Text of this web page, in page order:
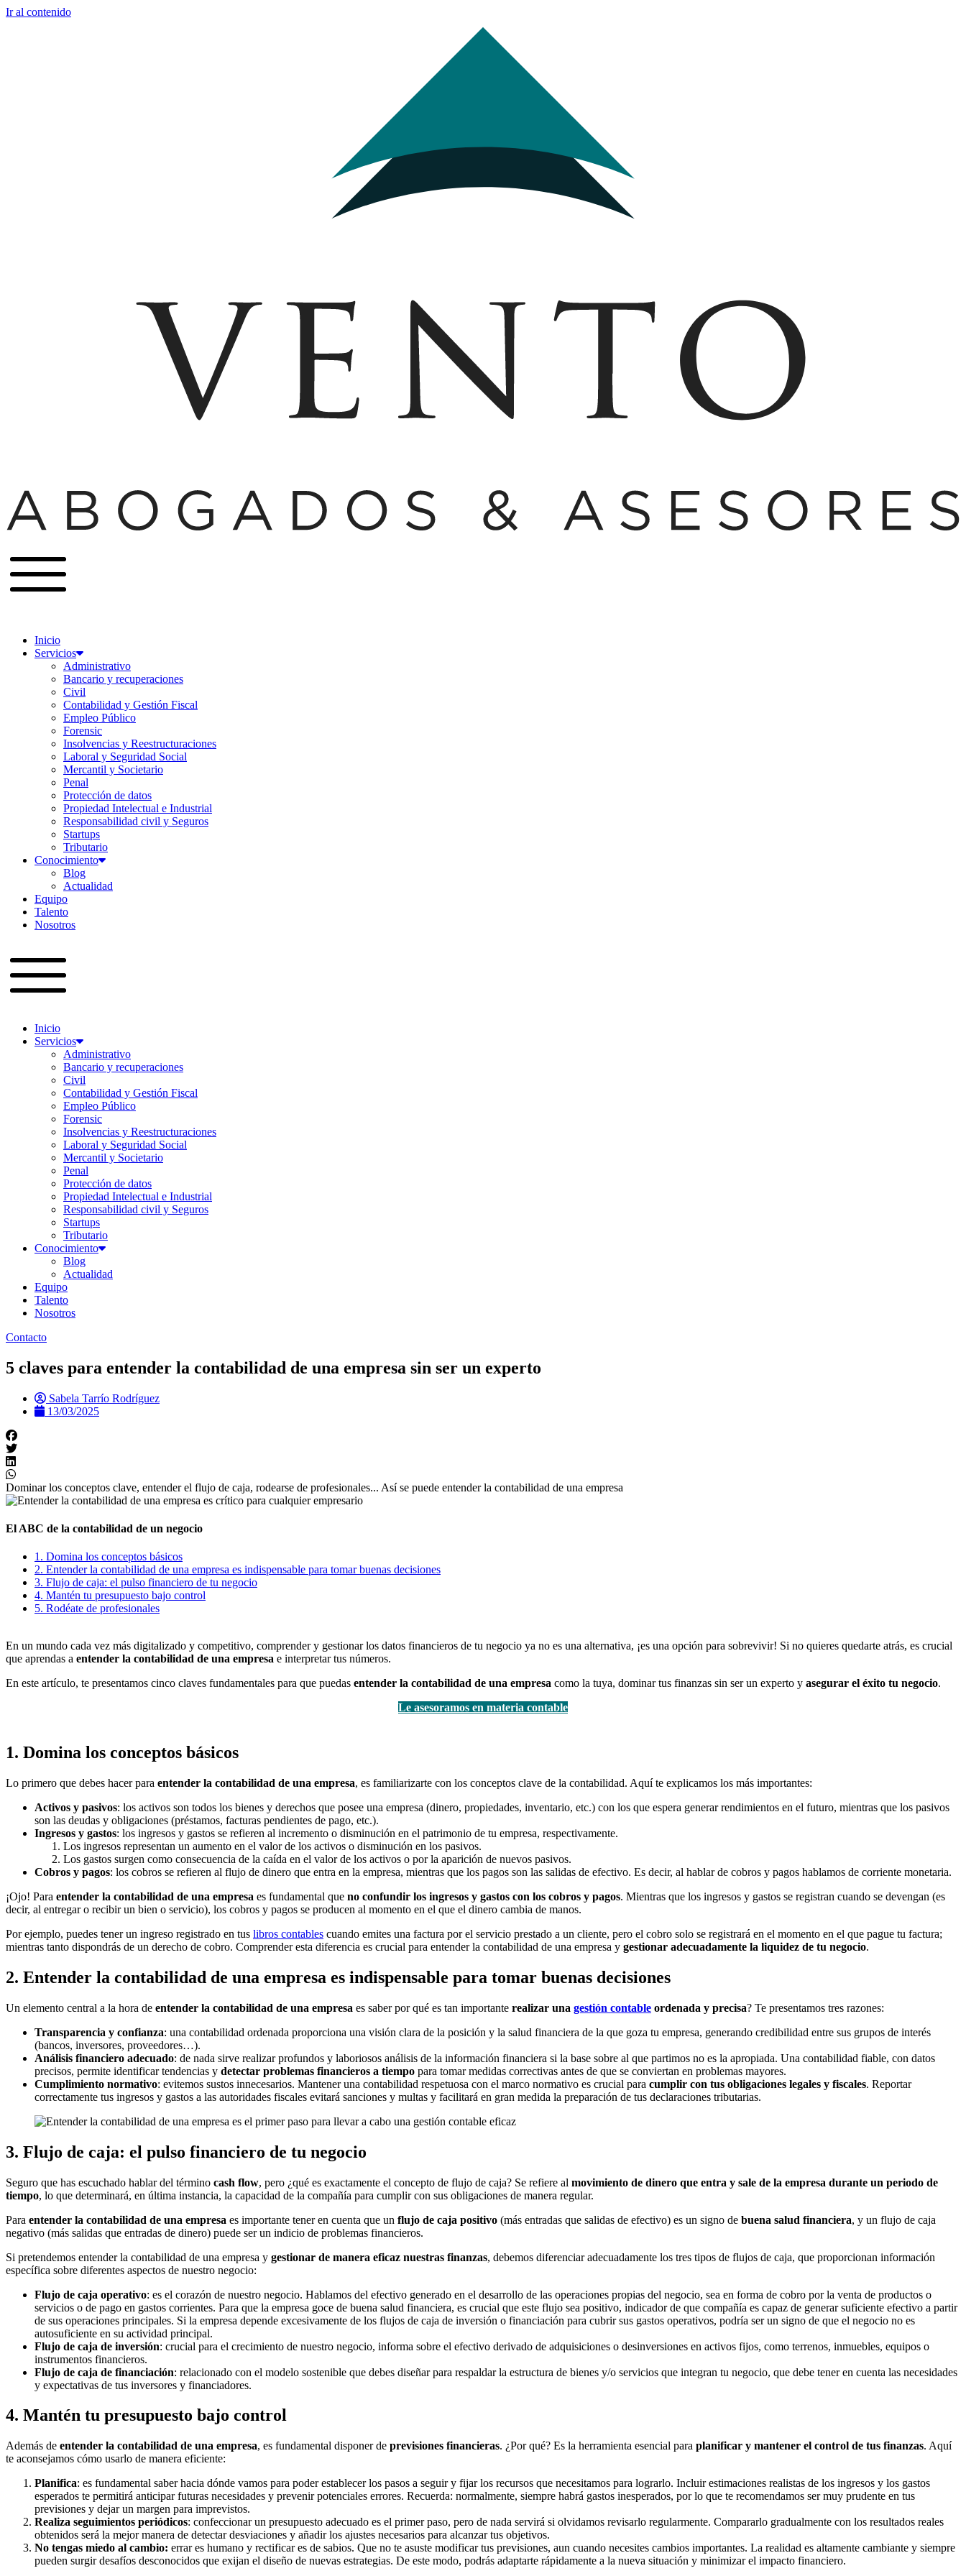
Ir al contenido
Inicio
Servicios
Administrativo
Bancario y recuperaciones
Civil
Contabilidad y Gestión Fiscal
Empleo Público
Forensic
Insolvencias y Reestructuraciones
Laboral y Seguridad Social
Mercantil y Societario
Penal
Protección de datos
Propiedad Intelectual e Industrial
Responsabilidad civil y Seguros
Startups
Tributario
Conocimiento
Blog
Actualidad
Equipo
Talento
Nosotros
Inicio
Servicios
Administrativo
Bancario y recuperaciones
Civil
Contabilidad y Gestión Fiscal
Empleo Público
Forensic
Insolvencias y Reestructuraciones
Laboral y Seguridad Social
Mercantil y Societario
Penal
Protección de datos
Propiedad Intelectual e Industrial
Responsabilidad civil y Seguros
Startups
Tributario
Conocimiento
Blog
Actualidad
Equipo
Talento
Nosotros
Contacto
5 claves para entender la contabilidad de una empresa sin ser un experto
Sabela Tarrío Rodríguez
13/03/2025
Dominar los conceptos clave, entender el flujo de caja, rodearse de profesionales... Así se puede entender la contabilidad de una empresa
El ABC de la contabilidad de un negocio
1. Domina los conceptos básicos
2. Entender la contabilidad de una empresa es indispensable para tomar buenas decisiones
3. Flujo de caja: el pulso financiero de tu negocio
4. Mantén tu presupuesto bajo control
5. Rodéate de profesionales
En un mundo cada vez más digitalizado y competitivo, comprender y gestionar los datos financieros de tu negocio ya no es una alternativa, ¡es una opción para sobrevivir! Si no quieres quedarte atrás, es crucial
que aprendas a entender la contabilidad de una empresa e interpretar tus números.
En este artículo, te presentamos cinco claves fundamentales para que puedas entender la contabilidad de una empresa como la tuya, dominar tus finanzas sin ser un experto y asegurar el éxito tu negocio.
Le asesoramos en materia contable
1. Domina los conceptos básicos
Lo primero que debes hacer para entender la contabilidad de una empresa, es familiarizarte con los conceptos clave de la contabilidad. Aquí te explicamos los más importantes:
Activos y pasivos: los activos son todos los bienes y derechos que posee una empresa (dinero, propiedades, inventario, etc.) con los que espera generar rendimientos en el futuro, mientras que los pasivos
son las deudas y obligaciones (préstamos, facturas pendientes de pago, etc.).
Ingresos y gastos: los ingresos y gastos se refieren al incremento o disminución en el patrimonio de tu empresa, respectivamente.
Los ingresos representan un aumento en el valor de los activos o disminución en los pasivos.
Los gastos surgen como consecuencia de la caída en el valor de los activos o por la aparición de nuevos pasivos.
Cobros y pagos: los cobros se refieren al flujo de dinero que entra en la empresa, mientras que los pagos son las salidas de efectivo. Es decir, al hablar de cobros y pagos hablamos de corriente monetaria.
¡Ojo! Para entender la contabilidad de una empresa es fundamental que no confundir los ingresos y gastos con los cobros y pagos. Mientras que los ingresos y gastos se registran cuando se devengan (es
decir, al entregar o recibir un bien o servicio), los cobros y pagos se producen al momento en el que el dinero cambia de manos.
Por ejemplo, puedes tener un ingreso registrado en tus libros contables cuando emites una factura por el servicio prestado a un cliente, pero el cobro solo se registrará en el momento en el que pague tu factura;
mientras tanto dispondrás de un derecho de cobro. Comprender esta diferencia es crucial para entender la contabilidad de una empresa y gestionar adecuadamente la liquidez de tu negocio.
2. Entender la contabilidad de una empresa es indispensable para tomar buenas decisiones
Un elemento central a la hora de entender la contabilidad de una empresa es saber por qué es tan importante realizar una gestión contable ordenada y precisa? Te presentamos tres razones:
Transparencia y confianza: una contabilidad ordenada proporciona una visión clara de la posición y la salud financiera de la que goza tu empresa, generando credibilidad entre sus grupos de interés
(bancos, inversores, proveedores…).
Análisis financiero adecuado: de nada sirve realizar profundos y laboriosos análisis de la información financiera si la base sobre al que partimos no es la apropiada. Una contabilidad fiable, con datos
precisos, permite identificar tendencias y detectar problemas financieros a tiempo para tomar medidas correctivas antes de que se conviertan en problemas mayores.
Cumplimiento normativo: evitemos sustos innecesarios. Mantener una contabilidad respetuosa con el marco normativo es crucial para cumplir con tus obligaciones legales y fiscales. Reportar
correctamente tus ingresos y gastos a las autoridades fiscales evitará sanciones y multas y facilitará en gran medida la preparación de tus declaraciones tributarias.
3. Flujo de caja: el pulso financiero de tu negocio
Seguro que has escuchado hablar del término cash flow, pero ¿qué es exactamente el concepto de flujo de caja? Se refiere al movimiento de dinero que entra y sale de la empresa durante un periodo de
tiempo, lo que determinará, en última instancia, la capacidad de la compañía para cumplir con sus obligaciones de manera regular.
Para entender la contabilidad de una empresa es importante tener en cuenta que un flujo de caja positivo (más entradas que salidas de efectivo) es un signo de buena salud financiera, y un flujo de caja
negativo (más salidas que entradas de dinero) puede ser un indicio de problemas financieros.
Si pretendemos entender la contabilidad de una empresa y gestionar de manera eficaz nuestras finanzas, debemos diferenciar adecuadamente los tres tipos de flujos de caja, que proporcionan información
específica sobre diferentes aspectos de nuestro negocio:
Flujo de caja operativo: es el corazón de nuestro negocio. Hablamos del efectivo generado en el desarrollo de las operaciones propias del negocio, sea en forma de cobro por la venta de productos o
servicios o de pago en gastos corrientes. Para que la empresa goce de buena salud financiera, es crucial que este flujo sea positivo, indicador de que compañía es capaz de generar suficiente efectivo a partir
de sus operaciones principales. Si la empresa depende excesivamente de los flujos de caja de inversión o financiación para cubrir sus gastos operativos, podría ser un signo de que el negocio no es
autosuficiente en su actividad principal.
Flujo de caja de inversión: crucial para el crecimiento de nuestro negocio, informa sobre el efectivo derivado de adquisiciones o desinversiones en activos fijos, como terrenos, inmuebles, equipos o
instrumentos financieros.
Flujo de caja de financiación: relacionado con el modelo sostenible que debes diseñar para respaldar la estructura de bienes y/o servicios que integran tu negocio, que debe tener en cuenta las necesidades
y expectativas de tus inversores y financiadores.
4. Mantén tu presupuesto bajo control
Además de entender la contabilidad de una empresa, es fundamental disponer de previsiones financieras. ¿Por qué? Es la herramienta esencial para planificar y mantener el control de tus finanzas. Aquí
te aconsejamos cómo usarlo de manera eficiente:
Planifica: es fundamental saber hacia dónde vamos para poder establecer los pasos a seguir y fijar los recursos que necesitamos para lograrlo. Incluir estimaciones realistas de los ingresos y los gastos
esperados te permitirá anticipar futuras necesidades y prevenir potenciales errores. Recuerda: normalmente, siempre habrá gastos inesperados, por lo que te recomendamos ser muy prudente en tus
previsiones y dejar un margen para imprevistos.
Realiza seguimientos periódicos: confeccionar un presupuesto adecuado es el primer paso, pero de nada servirá si olvidamos revisarlo regularmente. Compararlo gradualmente con los resultados reales
obtenidos será la mejor manera de detectar desviaciones y añadir los ajustes necesarios para alcanzar tus objetivos.
No tengas miedo al cambio: errar es humano y rectificar es de sabios. Que no te asuste modificar tus previsiones, aun cuando necesites cambios importantes. La realidad es altamente cambiante y siempre
pueden surgir desafíos desconocidos que exijan el diseño de nuevas estrategias. De este modo, podrás adaptarte rápidamente a la nueva situación y minimizar el impacto financiero.